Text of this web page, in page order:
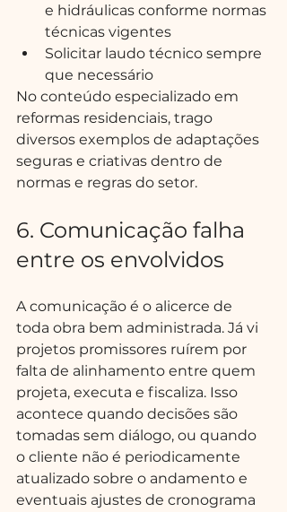
e hidráulicas conforme normas
técnicas vigentes
Solicitar laudo técnico sempre
que necessário
No conteúdo especializado em
reformas residenciais, trago
diversos exemplos de adaptações
seguras e criativas dentro de
normas e regras do setor.
6. Comunicação falha
entre os envolvidos
A comunicação é o alicerce de
toda obra bem administrada. Já vi
projetos promissores ruírem por
falta de alinhamento entre quem
projeta, executa e fiscaliza. Isso
acontece quando decisões são
tomadas sem diálogo, ou quando
o cliente não é periodicamente
atualizado sobre o andamento e
eventuais ajustes de cronograma